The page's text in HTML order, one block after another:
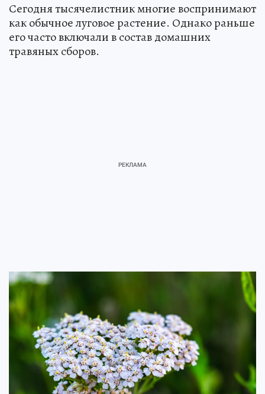
Сегодня тысячелистник многие воспринимают
как обычное луговое растение. Однако раньше
его часто включали в состав домашних
травяных сборов.